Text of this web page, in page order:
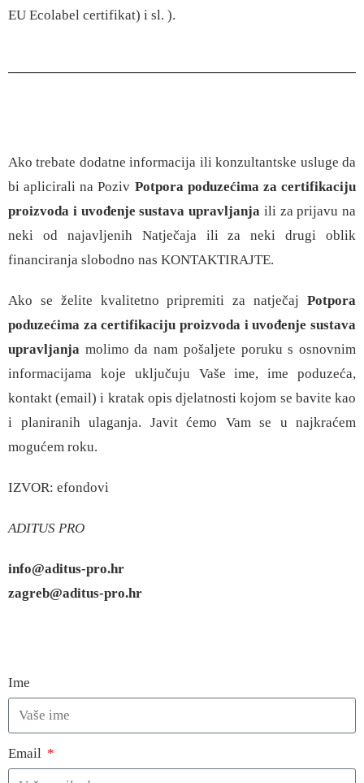
EU Ecolabel certifikat) i sl. ).
Ako trebate dodatne informacija ili konzultantske usluge da
bi aplicirali na Poziv Potpora poduzećima za certifikaciju
proizvoda i uvođenje sustava upravljanja ili za prijavu na
neki od najavljenih Natječaja ili za neki drugi oblik
financiranja slobodno nas KONTAKTIRAJTE.
Ako se želite kvalitetno pripremiti za natječaj Potpora
poduzećima za certifikaciju proizvoda i uvođenje sustava
upravljanja molimo da nam pošaljete poruku s osnovnim
informacijama koje uključuju Vaše ime, ime poduzeća,
kontakt (email) i kratak opis djelatnosti kojom se bavite kao
i planiranih ulaganja. Javit ćemo Vam se u najkraćem
mogućem roku.
IZVOR: efondovi
ADITUS PRO
info@aditus-pro.hr
zagreb@aditus-pro.hr
Ime
Email